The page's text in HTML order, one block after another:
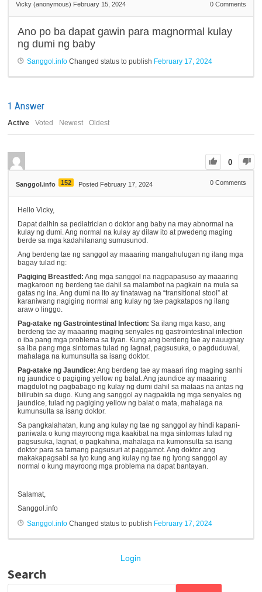
Vicky (anonymous) February 15, 2024 0 Comments
Ano po ba dapat gawin para magnormal kulay
ng dumi ng baby
Sanggol.infoChanged status to publish February 17, 2024
1 Answer
Active Voted Newest Oldest
0
Sanggol.info 152 Posted February 17, 2024 0 Comments
Hello Vicky,
Dapat dalhin sa pediatrician o doktor ang baby na may abnormal na
kulay ng dumi. Ang normal na kulay ay dilaw ito at pwedeng maging
berde sa mga kadahilanang sumusunod.
Ang berdeng tae ng sanggol ay maaaring mangahulugan ng ilang mga
bagay tulad ng:
Pagiging Breastfed: Ang mga sanggol na nagpapasuso ay maaaring
magkaroon ng berdeng tae dahil sa malambot na pagkain na mula sa
gatas ng ina. Ang dumi na ito ay tinatawag na “transitional stool” at
karaniwang nagiging normal ang kulay ng tae pagkatapos ng ilang
araw o linggo.
Pag-atake ng Gastrointestinal Infection: Sa ilang mga kaso, ang
berdeng tae ay maaaring maging senyales ng gastrointestinal infection
o iba pang mga problema sa tiyan. Kung ang berdeng tae ay nauugnay
sa iba pang mga sintomas tulad ng lagnat, pagsusuka, o pagduduwal,
mahalaga na kumunsulta sa isang doktor.
Pag-atake ng Jaundice: Ang berdeng tae ay maaari ring maging sanhi
ng jaundice o pagiging yellow ng balat. Ang jaundice ay maaaring
magdulot ng pagbabago ng kulay ng dumi dahil sa mataas na antas ng
bilirubin sa dugo. Kung ang sanggol ay nagpakita ng mga senyales ng
jaundice, tulad ng pagiging yellow ng balat o mata, mahalaga na
kumunsulta sa isang doktor.
Sa pangkalahatan, kung ang kulay ng tae ng sanggol ay hindi kapani-
paniwala o kung mayroong mga kaakibat na mga sintomas tulad ng
pagsusuka, lagnat, o pagkahina, mahalaga na kumonsulta sa isang
doktor para sa tamang pagsusuri at paggamot. Ang doktor ang
makakapagsabi sa iyo kung ang kulay ng tae ng iyong sanggol ay
normal o kung mayroong mga problema na dapat bantayan.
Salamat,
Sanggol.info
Sanggol.infoChanged status to publish February 17, 2024
Login
Search